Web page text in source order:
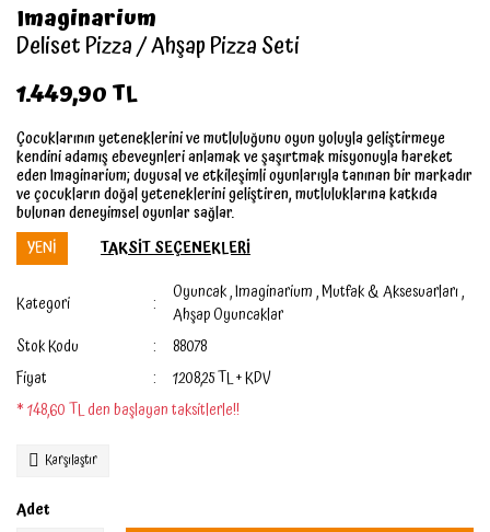
Imaginarium
Deliset Pizza / Ahşap Pizza Seti
1.449,90 TL
Çocuklarının yeteneklerini ve mutluluğunu oyun yoluyla geliştirmeye
kendini adamış ebeveynleri anlamak ve şaşırtmak misyonuyla hareket
eden Imaginarium; duyusal ve etkileşimli oyunlarıyla tanınan bir markadır
ve çocukların doğal yeteneklerini geliştiren, mutluluklarına katkıda
bulunan deneyimsel oyunlar sağlar.
YENİ
TAKSİT SEÇENEKLERİ
Kategori Oyuncak,Imaginarium,Mutfak & Aksesuarları,
Ahşap Oyuncaklar
Stok Kodu
88078
Fiyat
1.208,25 TL + KDV
* 148,60 TL den başlayan taksitlerle!!
Karşılaştır
Adet